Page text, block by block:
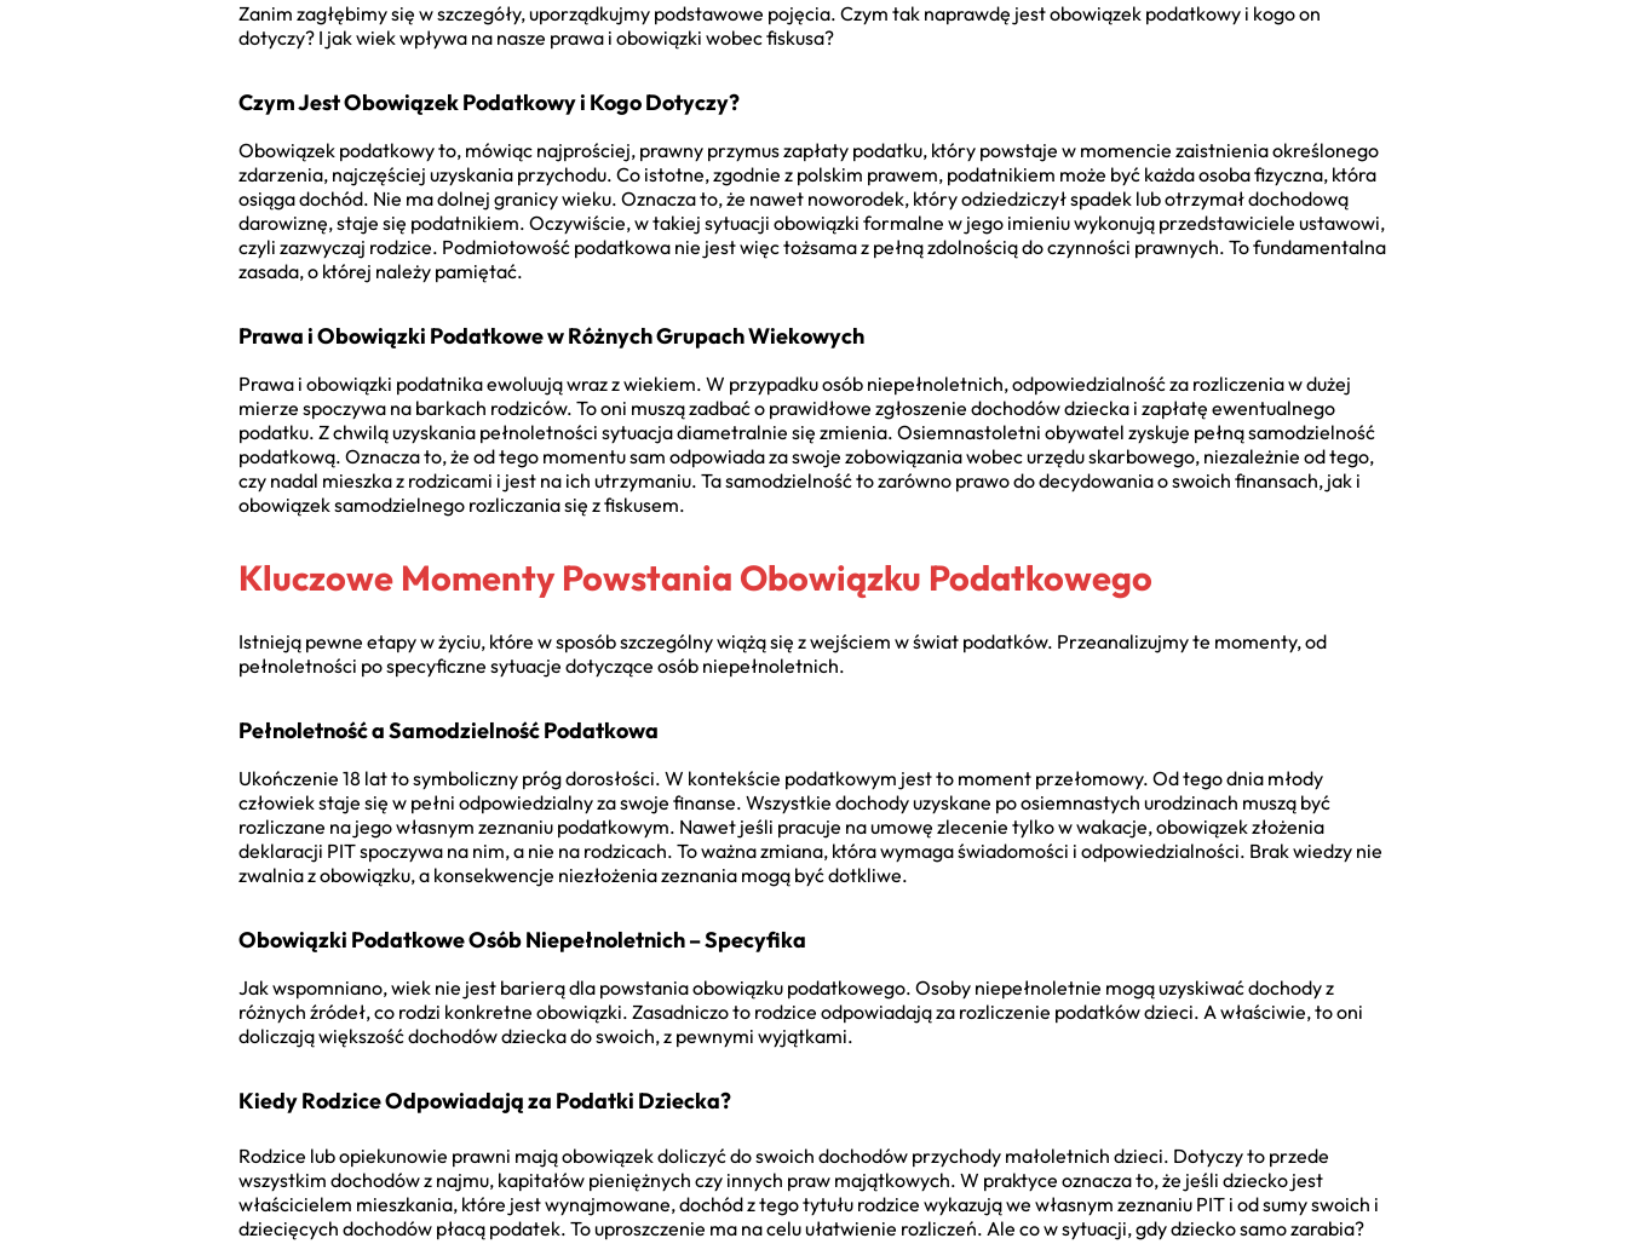
Zanim zagłębimy się w szczegóły, uporządkujmy podstawowe pojęcia. Czym tak naprawdę jest obowiązek podatkowy i kogo on
dotyczy? I jak wiek wpływa na nasze prawa i obowiązki wobec fiskusa?
Czym Jest Obowiązek Podatkowy i Kogo Dotyczy?
Obowiązek podatkowy to, mówiąc najprościej, prawny przymus zapłaty podatku, który powstaje w momencie zaistnienia określonego
zdarzenia, najczęściej uzyskania przychodu. Co istotne, zgodnie z polskim prawem, podatnikiem może być każda osoba fizyczna, która
osiąga dochód. Nie ma dolnej granicy wieku. Oznacza to, że nawet noworodek, który odziedziczył spadek lub otrzymał dochodową
darowiznę, staje się podatnikiem. Oczywiście, w takiej sytuacji obowiązki formalne w jego imieniu wykonują przedstawiciele ustawowi,
czyli zazwyczaj rodzice. Podmiotowość podatkowa nie jest więc tożsama z pełną zdolnością do czynności prawnych. To fundamentalna
zasada, o której należy pamiętać.
Prawa i Obowiązki Podatkowe w Różnych Grupach Wiekowych
Prawa i obowiązki podatnika ewoluują wraz z wiekiem. W przypadku osób niepełnoletnich, odpowiedzialność za rozliczenia w dużej
mierze spoczywa na barkach rodziców. To oni muszą zadbać o prawidłowe zgłoszenie dochodów dziecka i zapłatę ewentualnego
podatku. Z chwilą uzyskania pełnoletności sytuacja diametralnie się zmienia. Osiemnastoletni obywatel zyskuje pełną samodzielność
podatkową. Oznacza to, że od tego momentu sam odpowiada za swoje zobowiązania wobec urzędu skarbowego, niezależnie od tego,
czy nadal mieszka z rodzicami i jest na ich utrzymaniu. Ta samodzielność to zarówno prawo do decydowania o swoich finansach, jak i
obowiązek samodzielnego rozliczania się z fiskusem.
Kluczowe Momenty Powstania Obowiązku Podatkowego
Istnieją pewne etapy w życiu, które w sposób szczególny wiążą się z wejściem w świat podatków. Przeanalizujmy te momenty, od
pełnoletności po specyficzne sytuacje dotyczące osób niepełnoletnich.
Pełnoletność a Samodzielność Podatkowa
Ukończenie 18 lat to symboliczny próg dorosłości. W kontekście podatkowym jest to moment przełomowy. Od tego dnia młody
człowiek staje się w pełni odpowiedzialny za swoje finanse. Wszystkie dochody uzyskane po osiemnastych urodzinach muszą być
rozliczane na jego własnym zeznaniu podatkowym. Nawet jeśli pracuje na umowę zlecenie tylko w wakacje, obowiązek złożenia
deklaracji PIT spoczywa na nim, a nie na rodzicach. To ważna zmiana, która wymaga świadomości i odpowiedzialności. Brak wiedzy nie
zwalnia z obowiązku, a konsekwencje niezłożenia zeznania mogą być dotkliwe.
Obowiązki Podatkowe Osób Niepełnoletnich – Specyfika
Jak wspomniano, wiek nie jest barierą dla powstania obowiązku podatkowego. Osoby niepełnoletnie mogą uzyskiwać dochody z
różnych źródeł, co rodzi konkretne obowiązki. Zasadniczo to rodzice odpowiadają za rozliczenie podatków dzieci. A właściwie, to oni
doliczają większość dochodów dziecka do swoich, z pewnymi wyjątkami.
Kiedy Rodzice Odpowiadają za Podatki Dziecka?
Rodzice lub opiekunowie prawni mają obowiązek doliczyć do swoich dochodów przychody małoletnich dzieci. Dotyczy to przede
wszystkim dochodów z najmu, kapitałów pieniężnych czy innych praw majątkowych. W praktyce oznacza to, że jeśli dziecko jest
właścicielem mieszkania, które jest wynajmowane, dochód z tego tytułu rodzice wykazują we własnym zeznaniu PIT i od sumy swoich i
dziecięcych dochodów płacą podatek. To uproszczenie ma na celu ułatwienie rozliczeń. Ale co w sytuacji, gdy dziecko samo zarabia?